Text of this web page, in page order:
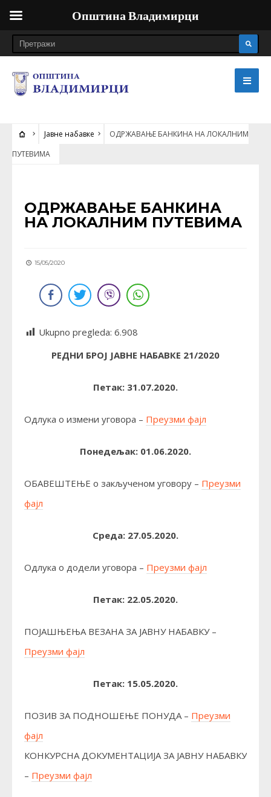
Јавне набавке
ОДРЖАВАЊЕ БАНКИНА НА ЛОКАЛНИМ
ПУТЕВИМА
ОДРЖАВАЊЕ БАНКИНА
НА ЛОКАЛНИМ ПУТЕВИМА
15/05/2020
Ukupno pregleda: 6.908
РЕДНИ БРОЈ ЈАВНЕ НАБАВКЕ 21/2020
Петак: 31.07.2020.
Одлука о измени уговора – Преузми фајл
Понедељак: 01.06.2020.
ОБАВЕШТЕЊЕ о закљученом уговору – Преузми
фајл
Среда: 27.05.2020.
Одлука о додели уговора – Преузми фајл
Петак: 22.05.2020.
ПОЈАШЊЕЊА ВЕЗАНА ЗА ЈАВНУ НАБАВКУ –
Преузми фајл
Петак: 15.05.2020.
ПОЗИВ ЗА ПОДНОШЕЊЕ ПОНУДА – Преузми
фајл
КОНКУРСНА ДОКУМЕНТАЦИЈА ЗА ЈАВНУ НАБАВКУ
– Преузми фајл
Општина Владимирци